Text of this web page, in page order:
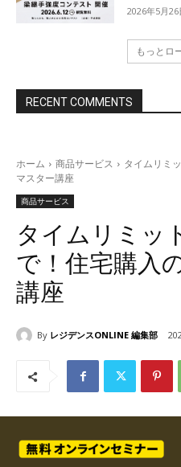
2026年5月26
もっとロ
RECENT COMMENTS